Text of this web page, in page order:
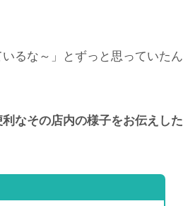
るな～」とずっと思っていたん
なその店内の様子をお伝えした